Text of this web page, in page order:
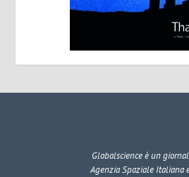
Globalscienceè un
Agenzia Spaziale Italiana